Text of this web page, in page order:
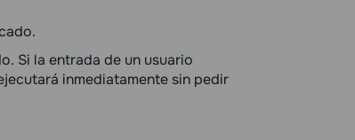
Si la entrada de un usuario
inmediatamente sin pedir